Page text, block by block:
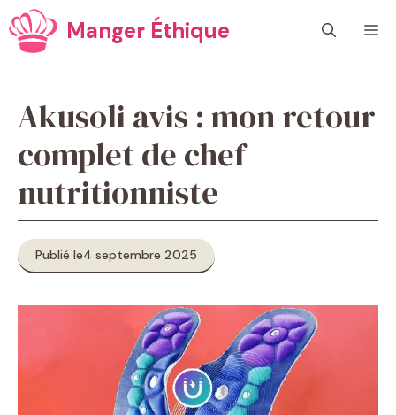
Aller
au
contenu
Manger Éthique
Akusoli avis : mon retour
complet de chef
nutritionniste
Publié le4 septembre 2025